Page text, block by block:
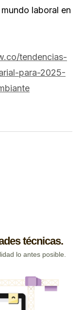
laboral en
tendencias-
para-2025-